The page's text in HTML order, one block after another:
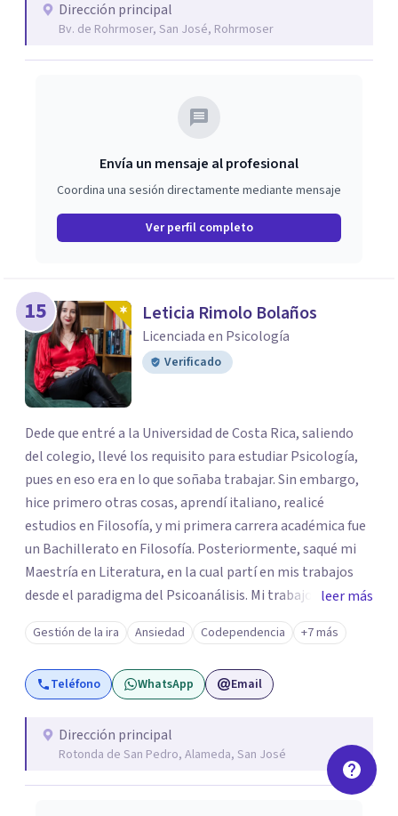
Dirección principal
Bv. de Rohrmoser, San José, Rohrmoser
Envía un mensaje al profesional
Coordina una sesión directamente mediante mensaje
Ver perfil completo
15 Leticia Rimolo Bolaños
Licenciada en Psicología
Verificado
Dede que entré a la Universidad de Costa Rica, saliendo
del colegio, llevé los requisito para estudiar Psicología,
pues en eso era en lo que soñaba trabajar. Sin embargo,
hice primero otras cosas, aprendí italiano, realicé
estudios en Filosofía, y mi primera carrera académica fue
un Bachillerato en Filosofía. Posteriormente, saqué mi
Maestría en Literatura, en la cual partí en mis trabajos
desde el paradigma del Psicoanálisis. Mi trabajo final se
tituló: Literatura y Psicoanálisis: La seducción del texto.
Desde ahí aposté a mi pasión por la lectura y mi
formación en psicoanálisis. Luego, complementando,
saqué el bachillerato y la licenciatura en Psicología,
Red Communitas de Psicólogos de Costa Rica. Soy parte
de la ACIEP, y tengo 14 años de experiencia en clínica en
consultorio privado en Clínica Litoral. Recibo pacientes
leer más
Gestión de la ira Ansiedad Codependencia +7 más
Teléfono WhatsApp Email
Dirección principal
Rotonda de San Pedro, Alameda, San José